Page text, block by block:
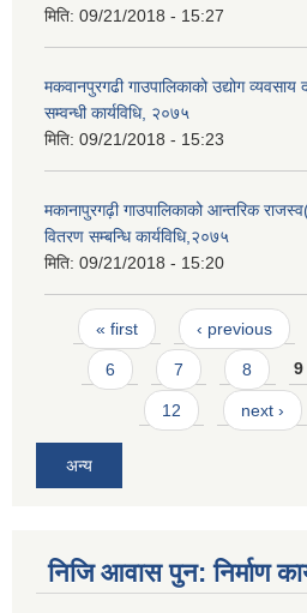
मिति: 09/21/2018 - 15:27
मकवानपुरगढी गाउपालिकाको उद्योग
सम्वन्धी कार्यविधि, २०७५
मिति: 09/21/2018 - 15:23
मकानापुरगढ़ी गाउपालिकाको आन्तरिक
वितरण सम्बन्धि कार्यविधि,२०७५
मिति: 09/21/2018 - 15:20
Pages
« first ‹ previous
6 7 8 9
12 next ›
अन्य
निजि आवास पुन: निर्माण